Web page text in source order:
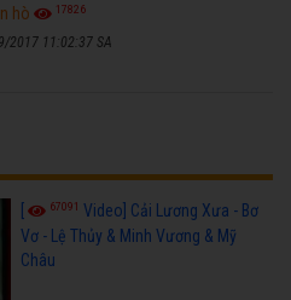
hò
17826
2017 11:02:37 SA
67091 Video] Cải Lương Xưa - Bơ
Vơ - Lệ Thủy & Minh Vương & Mỹ
Châu